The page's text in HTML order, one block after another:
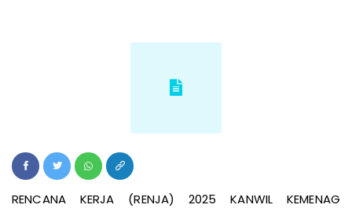
RENCANA KERJA (RENJA) 2025 KANWIL KEMENAG